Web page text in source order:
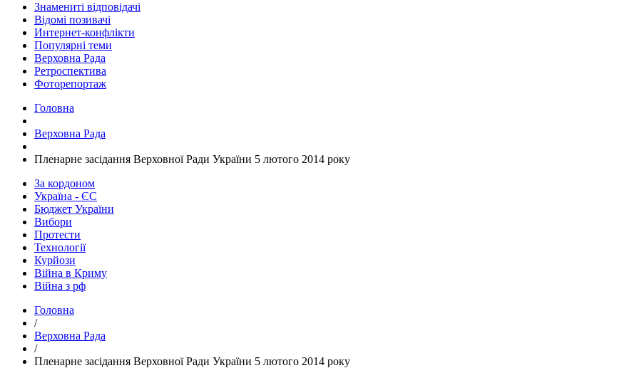
Знамениті відповідачі
Відомі позивачі
Интернет-конфлікти
Популярні теми
Верховна Рада
Ретроспектива
Фоторепортаж
Головна
Верховна Рада
Пленарне засідання Верховної Ради України 5 лютого 2014 року
За кордоном
Україна - ЄС
Бюджет України
Вибори
Протести
Технології
Курйози
Війна в Криму
Війна з рф
Головна
/
Верховна Рада
/
Пленарне засідання Верховної Ради України 5 лютого 2014 року